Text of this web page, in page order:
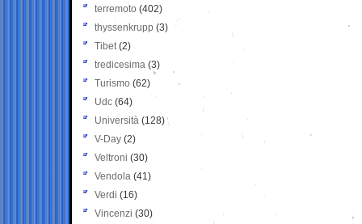
terremoto (402)
thyssenkrupp (3)
Tibet(2)
tredicesima (3)
Turismo (62)
Udc (64)
Università (128)
V-Day (2)
Veltroni (30)
Vendola (41)
Verdi (16)
Vincenzi (30)